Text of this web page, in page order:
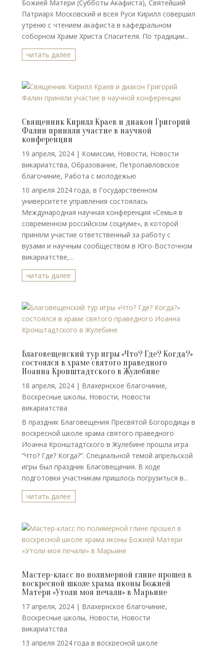
Божией Матери (Субботы Акафиста), Святейший
Патриарх Московский и всея Руси Кирилл совершил
утреню с чтением акафиста в кафедральном
соборном Храме Христа Спасителя. По традиции...
читать далее
Священник Кирилл Краев и диакон Григорий
Фалин приняли участие в научной
конференции
19 апреля, 2024| Комиссии, Новости, Новости
викариатства, Образование, Петропавловское
благочиние, Работа с молодежью
10 апреля 2024 года, в Государственном
университете управления состоялась
Международная научная конференция «Семья в
современном российском социуме», в которой
приняли участие ответственный за работу с
вузами и научным сообществом в Юго-Восточном
викариатстве,...
читать далее
Благовещенский тур игры «Что? Где? Когда?»
состоялся в храме святого праведного
Иоанна Кронштадтского в Жулебине
18 апреля, 2024| Влахернское благочиние,
Воскресные школы, Новости, Новости
викариатства
В праздник Благовещения Пресвятой Богородицы в
воскресной школе храма святого праведного
Иоанна Кронштадтского в Жулебине прошла игра
“Что? Где? Когда?”. Специальной темой апрельской
игры был праздник Благовещения. В ходе
подготовки участникам пришлось погрузиться в...
читать далее
Мастер-класс по полимерной глине прошел в
воскресной школе храма иконы Божией
Матери «Утоли моя печали» в Марьине
17 апреля, 2024| Влахернское благочиние,
Воскресные школы, Новости, Новости
викариатства
13 апреля 2024 года в воскресной школе